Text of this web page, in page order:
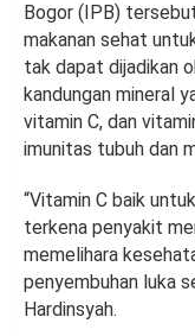
Bogor (IPB)
makanan sehat
tak dapat dijadikan
kandungan mineral
vitamin C, dan
imunitas tubuh dan
“Vitamin C baik
terkena penyakit
memelihara
penyembuhan luka
Hardinsyah.